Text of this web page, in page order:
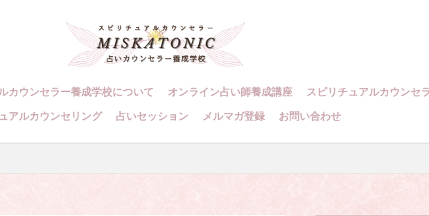
カウンセラー養成学校について オンライン占い師養成講座
スピリチュアルカウンセ
アルカウンセリング
占いセッション メルマガ登録 お問い合わせ
スピリチュアル・カウンセラー、スピリチュアル・カウンセラーになりたい、スピリチュア
グ、スピリチュアル・セッション、スピリチュアル・セラピー、スピリチュアルカウンセラ
グ
スピリチュアルカウンセラー スピリチュアル講座
パワースポット
検索